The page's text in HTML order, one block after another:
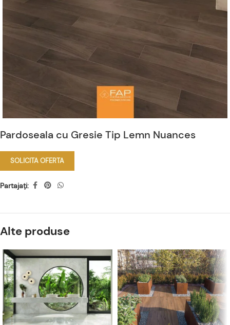
Pardoseala cu Gresie Tip Lemn Nuances
SOLICITA OFERTA
Partajați:
Alte produse